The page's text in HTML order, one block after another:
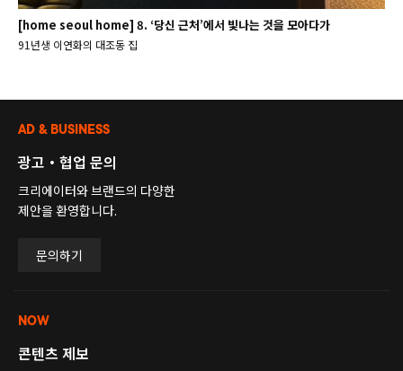
[home seoul home] 8. ‘당신 근처’에서 빛나는 것을 모아다가
91년생 이연화의 대조동 집
AD & BUSINESS
광고・협업 문의
크리에이터와 브랜드의 다양한
제안을 환영합니다.
문의하기
NOW
콘텐츠 제보